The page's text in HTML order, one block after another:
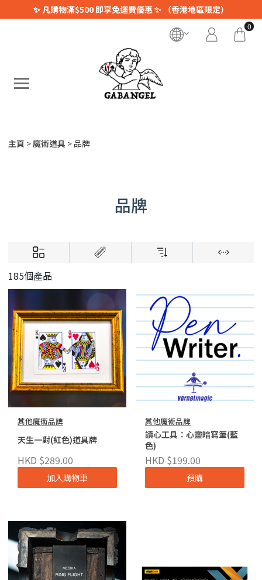
✨ 凡購物滿$500 即享免運費優惠 ✨ （香港地區限定）
0
主頁 魔術道具 品牌
品牌
185個產品
其他魔術品牌
天生一對(紅色)道具牌
HKD $289.00
加入購物車
其他魔術品牌
讀心工具：心靈暗寫筆(藍
色)
HKD $199.00
預購